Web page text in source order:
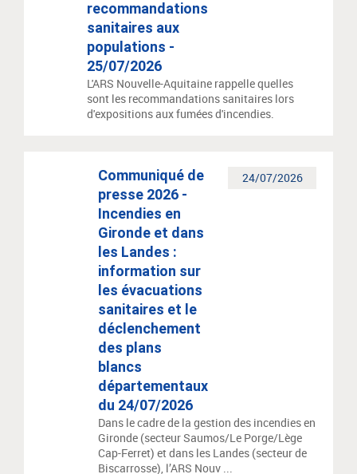
recommandations
sanitaires aux
populations -
25/07/2026
L'ARS Nouvelle-Aquitaine rappelle quelles
sont les recommandations sanitaires lors
d'expositions aux fumées d'incendies.
24/07/2026
Communiqué de
presse 2026 -
Incendies en
Gironde et dans
les Landes :
information sur
les évacuations
sanitaires et le
déclenchement
des plans
blancs
départementaux
du 24/07/2026
Dans le cadre de la gestion des incendies en
Gironde (secteur Saumos/Le Porge/Lège
Cap-Ferret) et dans les Landes (secteur de
Biscarrosse), l’ARS Nouv ...